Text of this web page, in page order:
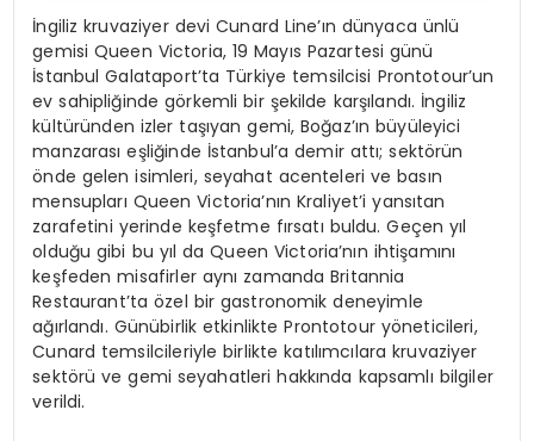
İngiliz kruvaziyer devi Cunard Line’ın dünyaca ünlü
gemisi Queen Victoria, 19 Mayıs Pazartesi günü
İstanbul Galataport’ta Türkiye temsilcisi Prontotour’un
ev sahipliğinde görkemli bir şekilde karşılandı. İngiliz
kültüründen izler taşıyan gemi, Boğaz’ın büyüleyici
manzarası eşliğinde İstanbul’a demir attı; sektörün
önde gelen isimleri, seyahat acenteleri ve basın
mensupları Queen Victoria’nın Kraliyet’i yansıtan
zarafetini yerinde keşfetme fırsatı buldu. Geçen yıl
olduğu gibi bu yıl da Queen Victoria’nın ihtişamını
keşfeden misafirler aynı zamanda Britannia
Restaurant’ta özel bir gastronomik deneyimle
ağırlandı. Günübirlik etkinlikte Prontotour yöneticileri,
Cunard temsilcileriyle birlikte katılımcılara kruvaziyer
sektörü ve gemi seyahatleri hakkında kapsamlı bilgiler
verildi.